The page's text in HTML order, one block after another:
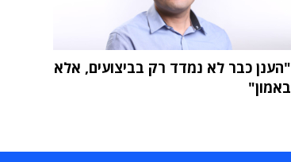
"הענן כבר לא נמדד רק בביצועים, אלא
באמון"